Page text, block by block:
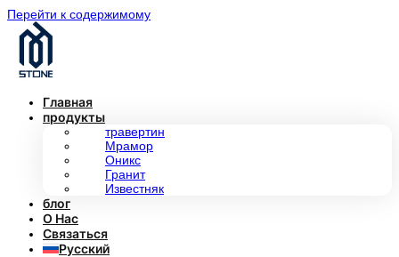
Перейти к содержимому
Главная
продукты
травертин
Мрамор
Оникс
Гранит
Известняк
блог
О Нас
Связаться
Русский